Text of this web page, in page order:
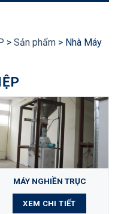
> Sản phẩm > Nhà Máy
MÁY NGHIỀN TRỤC
XEM CHI TIẾT